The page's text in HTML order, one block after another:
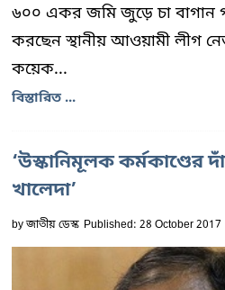
৬০০ একর জমি জুড়ে চা বাগান
করছেন স্থানীয় আওয়ামী লীগ
কয়েক...
বিস্তারিত ...
‘উস্কানিমূলক কর্মকাণ্ডের
খালেদা’
byজাতীয় ডেস্ক Published: 28 October 2017